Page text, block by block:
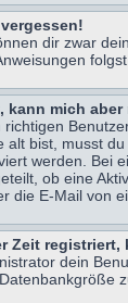
dir zwar
kann mich
alt bist, musst
werden. Bei
ob eine
die E-Mail von
Zeit
dein